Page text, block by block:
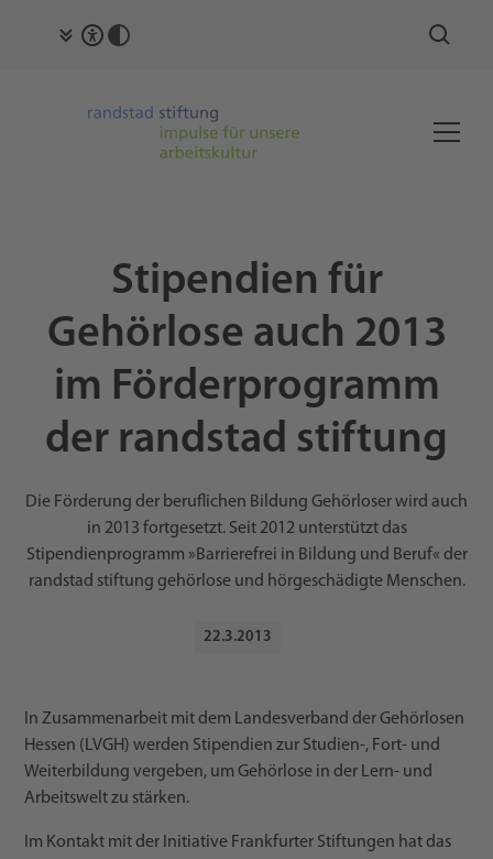
Stipendien für
Gehörlose auch 2013
im Förderprogramm
der randstad stiftung
Die Förderung der beruflichen Bildung Gehörloser wird auch
in 2013 fortgesetzt. Seit 2012 unterstützt das
Stipendienprogramm »Barrierefrei in Bildung und Beruf« der
randstad stiftung gehörlose und hörgeschädigte Menschen.
22.3.2013
In Zusammenarbeit mit dem Landesverband der Gehörlosen
Hessen (LVGH) werden Stipendien zur Studien-, Fort- und
Weiterbildung vergeben, um Gehörlose in der Lern- und
Arbeitswelt zu stärken.
Im Kontakt mit der Initiative Frankfurter Stiftungen hat das